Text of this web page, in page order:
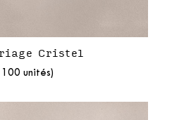
Cristel
unités)